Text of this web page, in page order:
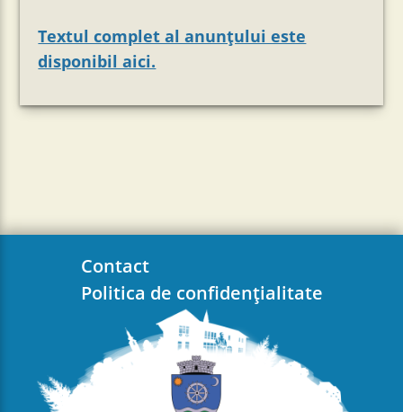
Textul complet al anunțului este
disponibil aici.
Contact
Politica de confidențialitate